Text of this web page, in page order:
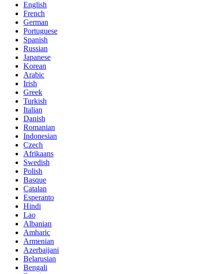
English
French
German
Portuguese
Spanish
Russian
Japanese
Korean
Arabic
Irish
Greek
Turkish
Italian
Danish
Romanian
Indonesian
Czech
Afrikaans
Swedish
Polish
Basque
Catalan
Esperanto
Hindi
Lao
Albanian
Amharic
Armenian
Azerbaijani
Belarusian
Bengali